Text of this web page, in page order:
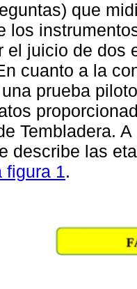
que
los
el juicio de dos
cuanto a la
prueba
Tembladera.
describe las
figura 1.